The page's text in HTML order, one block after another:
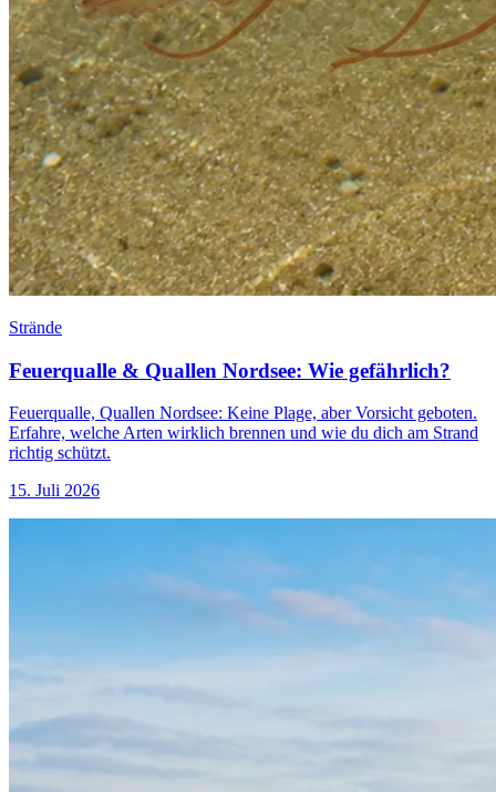
Strände
Feuerqualle & Quallen Nordsee: Wie gefährlich?
Feuerqualle, Quallen Nordsee: Keine Plage, aber Vorsicht geboten.
Erfahre, welche Arten wirklich brennen und wie du dich am Strand
richtig schützt.
15. Juli 2026